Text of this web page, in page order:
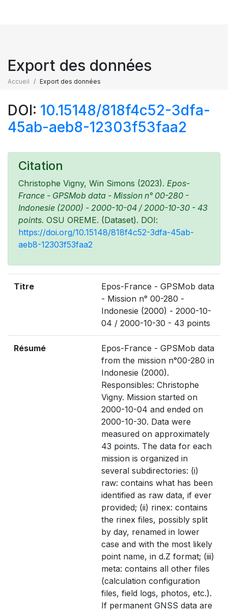
Export des données
Accueil Export des données
DOI: 10.15148/818f4c52-3dfa-
45ab-aeb8-12303f53faa2
Citation
Christophe Vigny, Win Simons (2023). Epos-
France - GPSMob data - Mission n° 00-280 -
Indonesie (2000) - 2000-10-04 / 2000-10-30 - 43
points. OSU OREME. (Dataset). DOI:
https://doi.org/10.15148/818f4c52-3dfa-45ab-
aeb8-12303f53faa2
Titre
Epos-France - GPSMob data
- Mission n° 00-280 -
Indonesie (2000) - 2000-10-
04 / 2000-10-30 - 43 points
Résumé
Epos-France - GPSMob data
from the mission n°00-280 in
Indonesie (2000).
Responsibles: Christophe
Vigny. Mission started on
2000-10-04 and ended on
2000-10-30. Data were
measured on approximately
43 points. The data for each
mission is organized in
several subdirectories: (i)
raw: contains what has been
identified as raw data, if ever
provided; (ii) rinex: contains
the rinex files, possibly split
by day, renamed in lower
case and with the most likely
point name, in d.Z format; (iii)
meta: contains all other files
(calculation configuration
files, field logs, photos, etc.).
If permanent GNSS data are